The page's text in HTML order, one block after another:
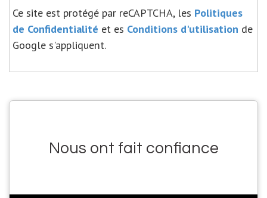
Ce site est protégé par reCAPTCHA, les Politiques
de Confidentialité et es Conditions d'utilisation de
Google s'appliquent.
Nous ont fait confiance